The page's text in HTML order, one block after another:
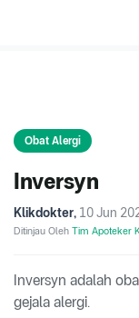
Obat Alergi
Inversyn
Klikdokter, 10 Jun
Ditinjau Oleh Tim Apoteker
Inversyn adalah
gejala alergi.